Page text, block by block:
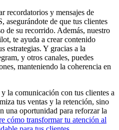
recordatorios y mensajes de
asegurándote de que tus clientes
de su recorrido. Además, nuestro
te ayuda a crear contenido
estrategias. Y gracias a la
y otros canales, puedes
manteniendo la coherencia en
la comunicación con tus clientes a
tus ventas y la retención, sino
una oportunidad para reforzar la
cómo transformar tu atención al